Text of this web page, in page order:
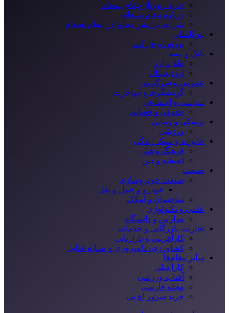
خرید رپورتاژ پیغام پسغام
درباره پیغام پسغام
شرایط بازنشر محتوا در پیغام پسغام
بین‌المللی
بورس و فارکس
بانک و بیمه
طلا و ارز
ارزدیجیتال
عمومی و سرگرمی
گردشگری و مهاجرت
سیاسی و اجتماعی
حقوقی و قضایی
پزشکی و زیبایی
ورزشی
خانواده و سبک زندگی
فرهنگ و هنر
اندیشه و دین
صنعت
صنعت خودروسازی
خودرو و حمل و نقل
ساختمان و املاک
علمی و تکنولوژی
مدارس و دانشگاه
تجارت، بازرگانی و خدمات
کارآفرینی و بازاریابی
کشاورزی، دامپروری و صنایع غذایی
سایر پیغام‌ها
کارا دیلی
آفتاب ورزشی
مجله فارسی
خرید سرور اچ پی